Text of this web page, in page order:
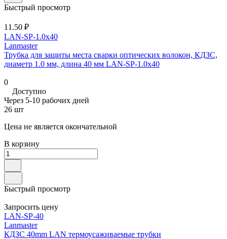
Быстрый просмотр
11.50 ₽
LAN-SP-1.0x40
Lanmaster
Трубка для защиты места сварки оптических волокон, КДЗС,
диаметр 1.0 мм, длина 40 мм LAN-SP-1.0x40
0
Доступно
Через 5-10 рабочих дней
26 шт
Цена не является окончательной
В корзину
Быстрый просмотр
Запросить цену
LAN-SP-40
Lanmaster
КДЗС 40mm LAN термоусаживаемые трубки